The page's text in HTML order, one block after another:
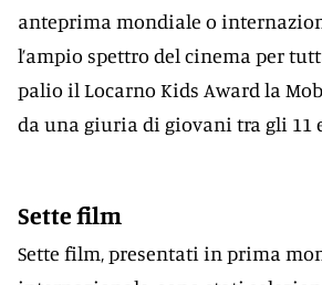
anteprima mondiale o
l’ampio spettro del cinema per
palio il Locarno Kids Award la
da una giuria di giovani tra gli 11
Sette film
Sette film, presentati in prima